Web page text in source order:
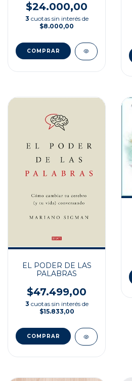
$24.000,00
3 cuotas sin interés de
$8.000,00
EL PODER DE LAS
PALABRAS
$47.499,00
3 cuotas sin interés de
$15.833,00